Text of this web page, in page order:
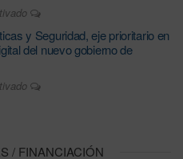
y Seguridad, eje prioritario en
del nuevo gobierno de
/ FINANCIACIÓN